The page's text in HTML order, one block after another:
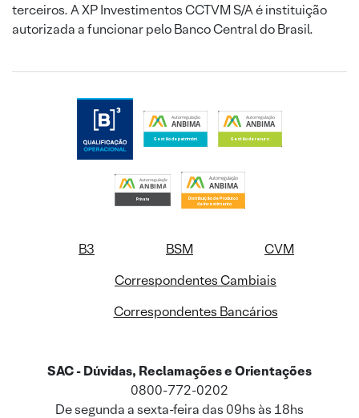
terceiros. A XP Investimentos CCTVM S/A é instituição
autorizada a funcionar pelo Banco Central do Brasil.
B3 BSM
CVM
Correspondentes Cambiais
Correspondentes Bancários
SAC - Dúvidas, Reclamações e Orientações
0800-772-0202
De segunda a sexta-feira das 09hs às 18hs